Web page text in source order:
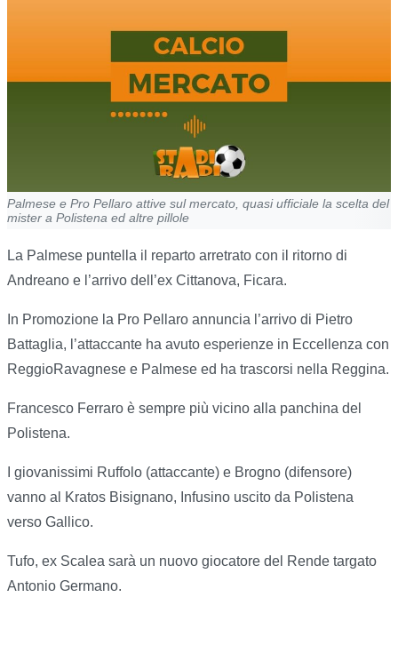
Palmese e Pro Pellaro attive sul mercato, quasi ufficiale la scelta del
mister a Polistena ed altre pillole
La Palmese puntella il reparto arretrato con il ritorno di
Andreano e l’arrivo dell’ex Cittanova, Ficara.
In Promozione la Pro Pellaro annuncia l’arrivo di Pietro
Battaglia, l’attaccante ha avuto esperienze in Eccellenza con
ReggioRavagnese e Palmese ed ha trascorsi nella Reggina.
Francesco Ferraro è sempre più vicino alla panchina del
Polistena.
I giovanissimi Ruffolo (attaccante) e Brogno (difensore)
vanno al Kratos Bisignano, Infusino uscito da Polistena
verso Gallico.
Tufo, ex Scalea sarà un nuovo giocatore del Rende targato
Antonio Germano.